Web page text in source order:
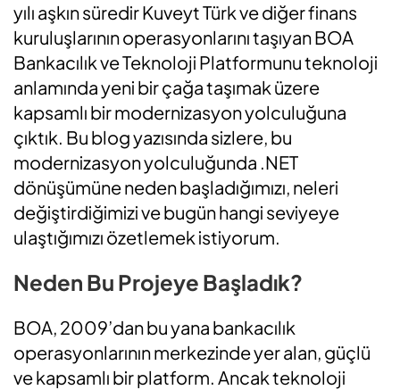
yılı aşkın süredir Kuveyt Türk ve diğer finans
kuruluşlarının operasyonlarını taşıyan BOA
Bankacılık ve Teknoloji Platformunu teknoloji
anlamında yeni bir çağa taşımak üzere
kapsamlı bir modernizasyon yolculuğuna
çıktık. Bu blog yazısında sizlere, bu
modernizasyon yolculuğunda .NET
dönüşümüne neden başladığımızı, neleri
değiştirdiğimizi ve bugün hangi seviyeye
ulaştığımızı özetlemek istiyorum.
Neden Bu Projeye Başladık?
BOA, 2009’dan bu yana bankacılık
operasyonlarının merkezinde yer alan, güçlü
ve kapsamlı bir platform. Ancak teknoloji